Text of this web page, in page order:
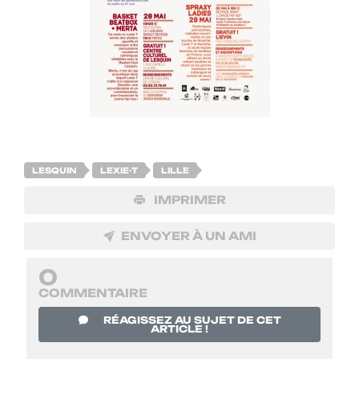
LESQUIN LEXIE-T LILLE
IMPRIMER
ENVOYER À UN AMI
0
COMMENTAIRE
RÉAGISSEZ AU SUJET DE CET
ARTICLE !